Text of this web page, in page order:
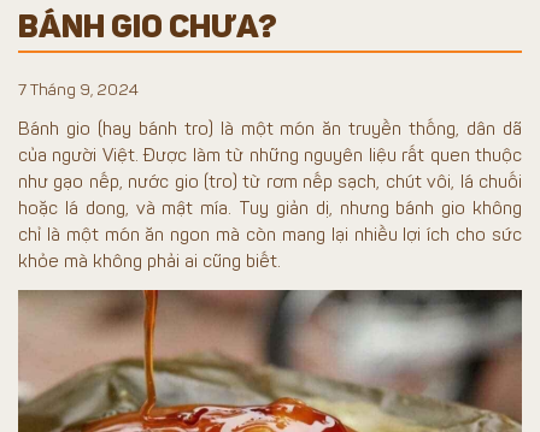
BÁNH GIO CHƯA?
7 Tháng 9, 2024
Bánh gio (hay bánh tro) là một món ăn truyền thống, dân dã
của người Việt. Được làm từ những nguyên liệu rất quen thuộc
như gạo nếp, nước gio (tro) từ rơm nếp sạch, chút vôi, lá chuối
hoặc lá dong, và mật mía. Tuy giản dị, nhưng bánh gio không
chỉ là một món ăn ngon mà còn mang lại nhiều lợi ích cho sức
khỏe mà không phải ai cũng biết.